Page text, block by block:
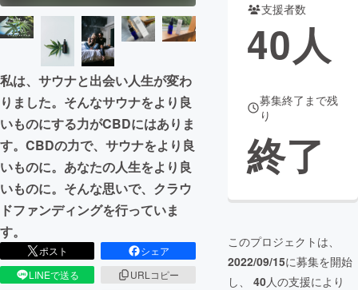
私は、サウナと出会い人生が変わ
りました。そんなサウナをより良
いものにする力がCBDにはありま
す。CBDの力で、サウナをより良
いものに。あなたの人生をより良
いものに。そんな思いで、クラウ
ドファンディングを行っていま
す。
ポスト
シェア
LINEで送る
URLコピー
支援者数
40人
募集終了まで残
り
終了
このプロジェクトは、
2022/09/15に募集を開始
し、 40人の支援により